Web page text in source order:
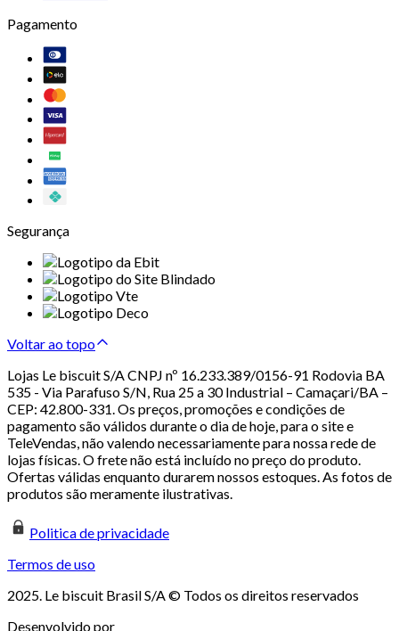
Pagamento
Segurança
Voltar ao topo
Lojas Le biscuit S/A CNPJ nº 16.233.389/0156-91 Rodovia BA
535 - Via Parafuso S/N, Rua 25 a 30 Industrial – Camaçari/BA –
CEP: 42.800-331. Os preços, promoções e condições de
pagamento são válidos durante o dia de hoje, para o site e
TeleVendas, não valendo necessariamente para nossa rede de
lojas físicas. O frete não está incluído no preço do produto.
Ofertas válidas enquanto durarem nossos estoques. As fotos de
produtos são meramente ilustrativas.
Politica de privacidade
Termos de uso
2025. Le biscuit Brasil S/A © Todos os direitos reservados
Desenvolvido por